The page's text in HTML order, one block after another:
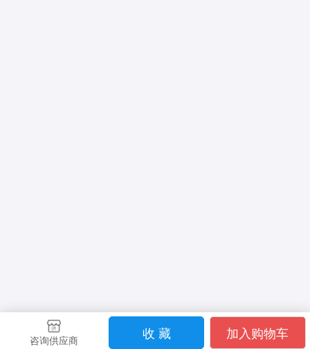
咨询供应商 收 藏 加入购物车